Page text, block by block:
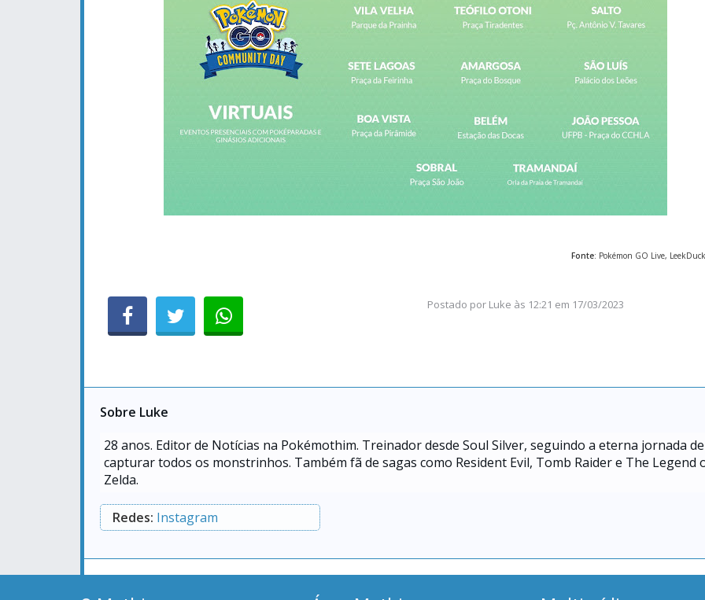
Fonte: Pokémon GO Live,
Postado por Luke às 12:21 em 17/03/2023
Sobre Luke
28 anos. Editor de Notícias na Pokémothim. Treinador desde Soul Silver, seguindo a eterna jornada de
capturar todos os monstrinhos. Também fã de sagas como Resident Evil, Tomb Raider e The Legend
Zelda.
Redes: Instagram